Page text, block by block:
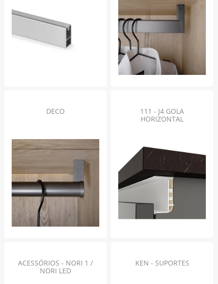
DECO
111 - J4 GOLA
HORIZONTAL
ACESSÓRIOS - NORI 1 /
NORI LED
KEN - SUPORTES